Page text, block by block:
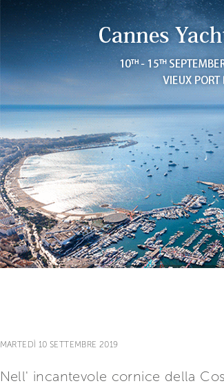
MARTEDÌ 10 SETTEMBRE 2019
Nell' incantevole cornice della